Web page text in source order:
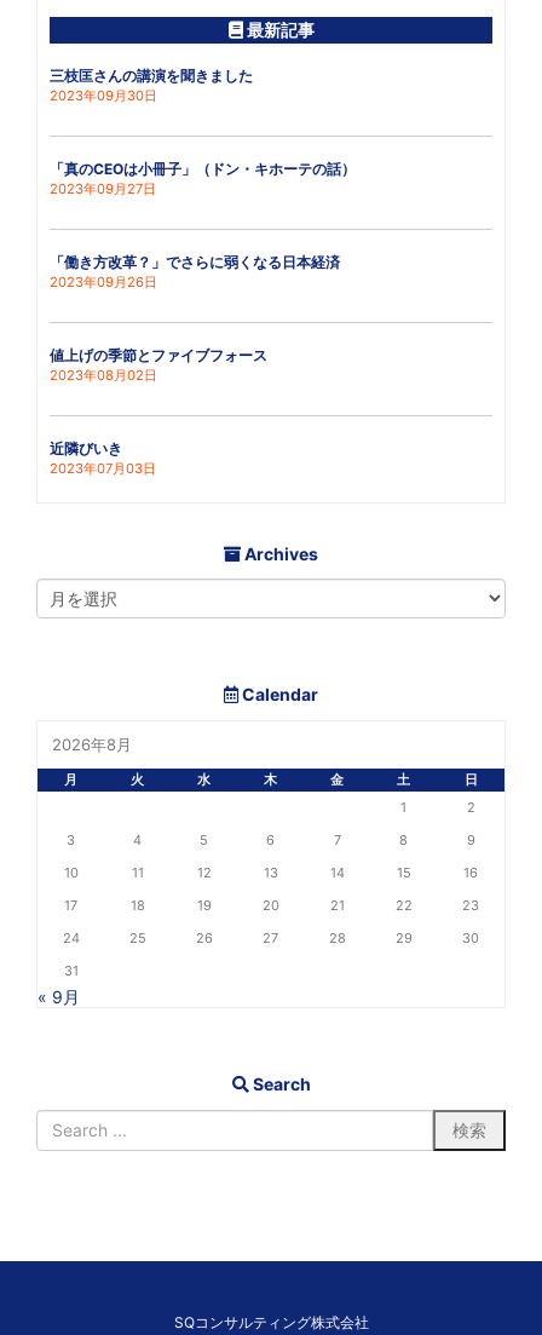
最新記事
三枝匡さんの講演を聞きました
2023年09月30日
「真のCEOは小冊子」（ドン・キホーテの話）
2023年09月27日
「働き方改革？」でさらに弱くなる日本経済
2023年09月26日
値上げの季節とファイブフォース
2023年08月02日
近隣びいき
2023年07月03日
Archives
Calendar
2026年8月
月 火 水 木 金 土
日
1
2
3
4 5 6 7 8
9
10
11 12 13 14 15
16
17
18 19 20 21 22
23
24
25 26 27 28 29
30
31
« 9月
Search
SQコンサルティング株式会社